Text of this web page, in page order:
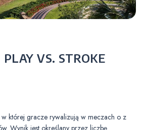
VS. STROKE
której gracze rywalizują w meczach o z
Wynik jest określany przez liczbę